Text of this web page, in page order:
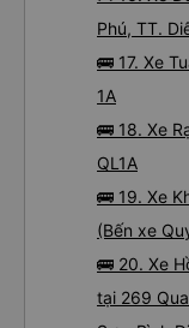
Phú, TT.
🚌 17. Xe
1A
🚌 18. Xe
QL1A
🚌 19. Xe
(Bến xe
🚌 20. Xe
tại 269